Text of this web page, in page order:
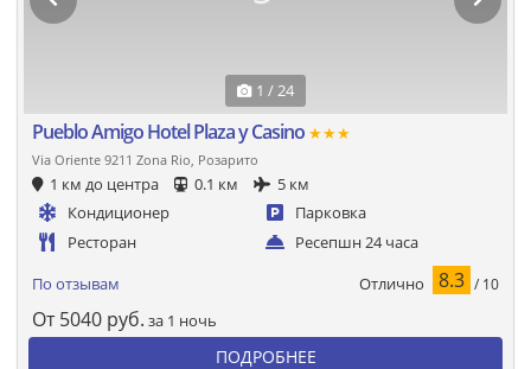
1 / 24
Pueblo Amigo Hotel Plaza y Casino ★★★
Via Oriente 9211 Zona Rio, Розарито
1 км до центра 0.1 км
5 км
Кондиционер
Парковка
Ресторан
Ресепшн 24 часа
По отзывам Отлично 8.3 / 10
От 5040 руб. за 1 ночь
ПОДРОБНЕЕ